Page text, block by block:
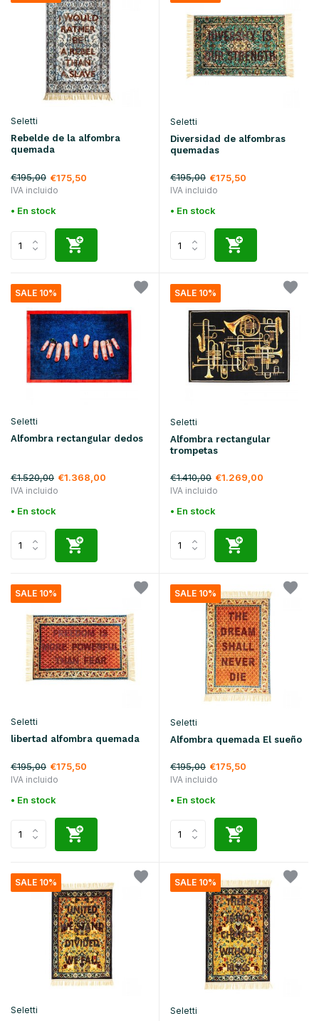
Seletti
Rebelde de la alfombra
quemada
€195,00 €175,50
IVA incluido
• En stock
Seletti
Diversidad de alfombras
quemadas
€195,00 €175,50
IVA incluido
• En stock
SALE 10%
Seletti
Alfombra rectangular dedos
€1.520,00 €1.368,00
IVA incluido
• En stock
SALE 10%
Seletti
Alfombra rectangular
trompetas
€1.410,00 €1.269,00
IVA incluido
• En stock
SALE 10%
Seletti
libertad alfombra quemada
€195,00 €175,50
IVA incluido
• En stock
SALE 10%
Seletti
Alfombra quemada El sueño
€195,00 €175,50
IVA incluido
• En stock
SALE 10%
Seletti
SALE 10%
Seletti